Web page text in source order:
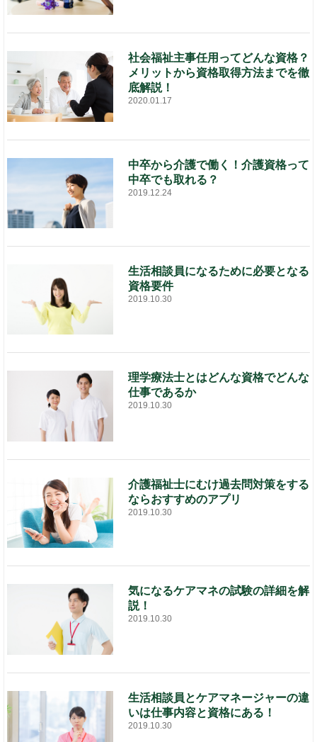
社会福祉主事任用ってどんな資格？
メリットから資格取得方法までを徹
底解説！
2020.01.17
中卒から介護で働く！介護資格って
中卒でも取れる？
2019.12.24
生活相談員になるために必要となる
資格要件
2019.10.30
理学療法士とはどんな資格でどんな
仕事であるか
2019.10.30
介護福祉士にむけ過去問対策をする
ならおすすめのアプリ
2019.10.30
気になるケアマネの試験の詳細を解
説！
2019.10.30
生活相談員とケアマネージャーの違
いは仕事内容と資格にある！
2019.10.30